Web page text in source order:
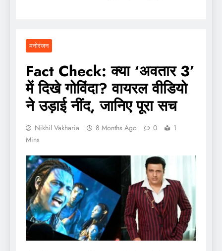
मनोरंजन
Fact Check: क्या ‘अवतार 3’
में दिखे गोविंदा? वायरल वीडियो
ने उड़ाई नींद, जानिए पूरा सच
Nikhil Vakharia 8 Months Ago 0
1
Mins